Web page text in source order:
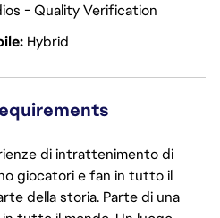
- Quality Verification
Hybrid
di intrattenimento di
giocatori e fan in tutto il
della storia. Parte di una